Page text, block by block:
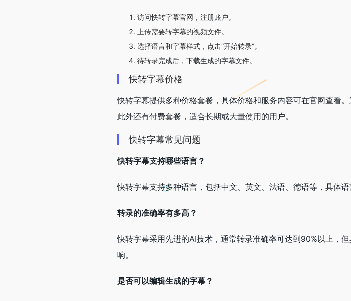
访问快转字幕官网，注册账户。
上传需要转字幕的视频文件。
选择语言和字幕样式，点击“开始转录”。
待转录完成后，下载生成的字幕文件。
快转字幕价格
快转字幕提供多种价格套餐，具体价格和服务内容可在官网查看
此外还有付费套餐，适合长期或大量使用的用户。
快转字幕常见问题
快转字幕支持哪些语言？
快转字幕支持多种语言，包括中文、英文、法语、德语等，具体语
转录的准确率有多高？
快转字幕采用先进的AI技术，通常转录准确率可达到90%以上，
响。
是否可以编辑生成的字幕？